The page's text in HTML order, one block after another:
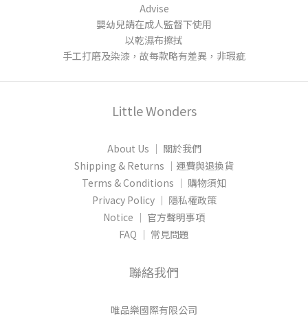
Advise
嬰幼兒請在成人監督下使用
以乾濕布擦拭
手工打磨及染漆 ，故每款略有差異，非瑕疵
Little Wonders
About Us │ 關於我們
Shipping & Returns │運費與退換貨
Terms & Conditions │ 購物須知
Privacy Policy │ 隱私權政策
Notice │ 官方聲明事項
FAQ │ 常見問題
聯絡我們
唯品樂國際有限公司